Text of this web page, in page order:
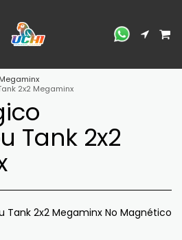
Megaminx
2x2 Megaminx
Tank 2x2
Tank 2x2 Megaminx No Magnético